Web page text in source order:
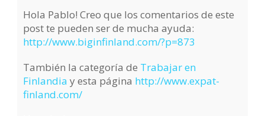
Hola Pablo! Creo que los comentarios de este
post te pueden ser de mucha ayuda:
http://www.biginfinland.com/?p=873
También la categoría de Trabajar en
Finlandia y esta página http://www.expat-
finland.com/